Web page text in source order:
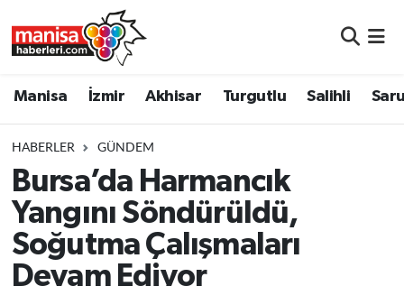
Manisa İzmir Akhisar Turgutlu Salihli
HABERLER GÜNDEM
Bursa’da Harmancık
Yangını Söndürüldü,
Soğutma Çalışmaları
Devam Ediyor
Turgutlu
Salihli
Manisa Nöbetçi Eczaneler
Manisa Trafik Yoğunluk Haritası
Süper Lig Puan Durumu ve Fikstür